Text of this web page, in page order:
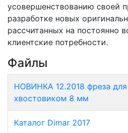
усовершенствованию своей
разработке новых
рассчитанных на постоянно
клиентские потребности.
Файлы
НОВИНКА 12.2018 фреза для
хвостовиком 8 мм
Каталог Dimar 2017